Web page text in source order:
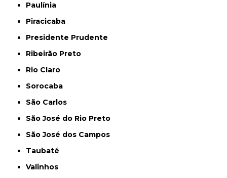
Paulínia
Piracicaba
Presidente Prudente
Ribeirão Preto
Rio Claro
Sorocaba
São Carlos
São José do Rio Preto
São José dos Campos
Taubaté
Valinhos